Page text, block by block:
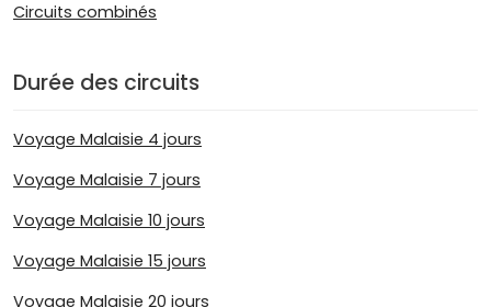
Circuits combinés
Durée des circuits
Voyage Malaisie 4 jours
Voyage Malaisie 7 jours
Voyage Malaisie 10 jours
Voyage Malaisie 15 jours
Voyage Malaisie 20 jours